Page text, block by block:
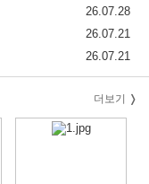
26.07.28
26.07.21
26.07.21
더보기